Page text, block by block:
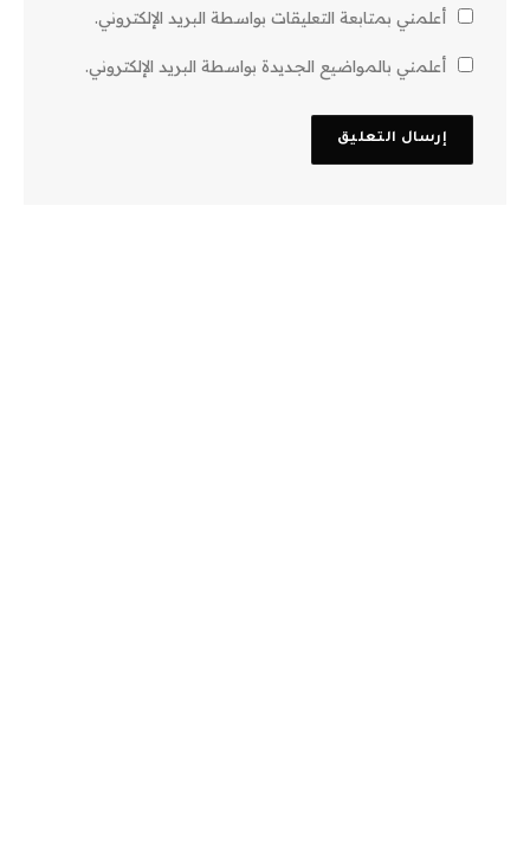
أعلمني بمتابعة التعليقات بواسطة البريد الإلكتروني.
أعلمني بالمواضيع الجديدة بواسطة البريد الإلكتروني.